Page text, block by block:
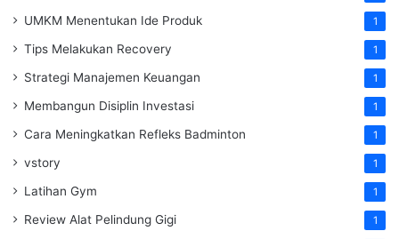
UMKM Menentukan Ide Produk 1
Tips Melakukan Recovery 1
Strategi Manajemen Keuangan 1
Membangun Disiplin Investasi 1
Cara Meningkatkan Refleks Badminton 1
vstory 1
Latihan Gym 1
Review Alat Pelindung Gigi 1